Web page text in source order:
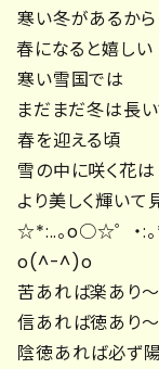
寒い冬があるから
春になると嬉しい
寒い雪国では
まだまだ冬は長い
春を迎える頃
雪の中に咲く花は
より美しく輝いて
☆*:..。o○☆゜・:。
o(^-^)o
苦あれば楽あり～
信あれば徳あり～
陰徳あれば必ず